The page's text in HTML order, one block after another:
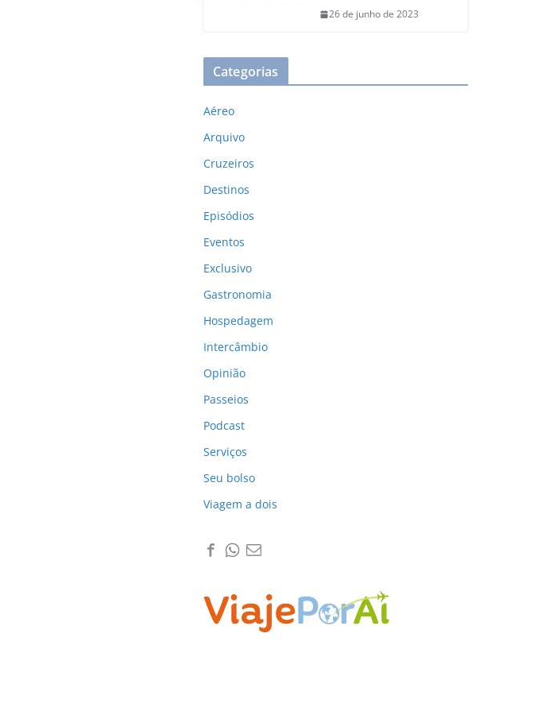
26 de junho de 2023
Categorias
Aéreo
Arquivo
Cruzeiros
Destinos
Episódios
Eventos
Exclusivo
Gastronomia
Hospedagem
Intercâmbio
Opinião
Passeios
Podcast
Serviços
Seu bolso
Viagem a dois